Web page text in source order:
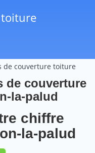
de couverture toiture
de couverture
la-palud
chiffre
la-palud